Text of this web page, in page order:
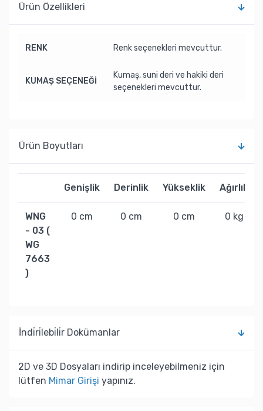
Ürün Özellikleri
RENK Renk seçenekleri mevcuttur.
KUMAŞ SEÇENEĞİ
Kumaş, suni deri ve hakiki deri
seçenekleri mevcuttur.
Ürün Boyutları
Genişlik Derinlik Yükseklik Ağırlık
WNG
- 03 (
WG
7663
)
0 cm 0 cm 0 cm 0 kg
İndi̇ri̇lebi̇li̇r Dokümanlar
2D ve 3D Dosyaları indirip inceleyebilmeniz için
lütfen Mimar Girişi yapınız.